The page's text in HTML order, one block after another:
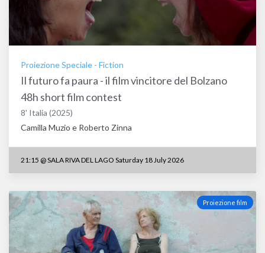
Proiezione Speciale - Fiction
Il futuro fa paura - il film vincitore del Bolzano
48h short film contest
8' Italia (2025)
Camilla Muzio e Roberto Zinna
21:15 @SALA RIVA DEL LAGO Saturday 18 July 2026
Proiezione film